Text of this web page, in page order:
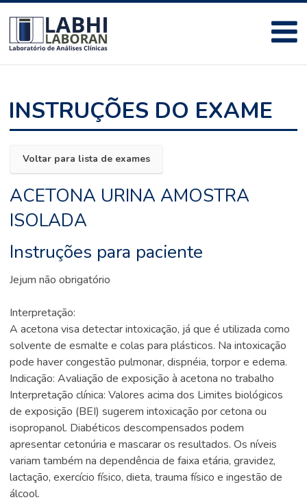
INSTRUÇÕES DO EXAME
Voltar para lista de exames
ACETONA URINA AMOSTRA
ISOLADA
Instruções para paciente
Jejum não obrigatório
Interpretação:
A acetona visa detectar intoxicação, já que é utilizada como
solvente de esmalte e colas para plásticos. Na intoxicação
pode haver congestão pulmonar, dispnéia, torpor e edema.
Indicação: Avaliação de exposição à acetona no trabalho
Interpretação clínica: Valores acima dos Limites biológicos
de exposição (BEI) sugerem intoxicação por cetona ou
isopropanol. Diabéticos descompensados podem
apresentar cetonúria e mascarar os resultados. Os níveis
variam também na dependência de faixa etária, gravidez,
lactação, exercício físico, dieta, trauma físico e ingestão de
álcool.